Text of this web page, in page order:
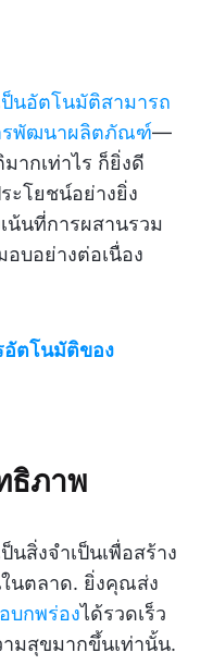
นอัตโนมัติสามารถ
รพัฒนาผลิตภัณฑ์—
ากเท่าไร ก็ยิ่งดี
ะโยชน์อย่างยิ่ง
น้นที่การผสานรวม
อบอย่างต่อเนื่อง
อัตโนมัติของ
ธิภาพ
สิ่งจำเป็นเพื่อสร้าง
นตลาด. ยิ่งคุณส่ง
บกพร่องได้รวดเร็ว
มสุขมากขึ้นเท่านั้น.